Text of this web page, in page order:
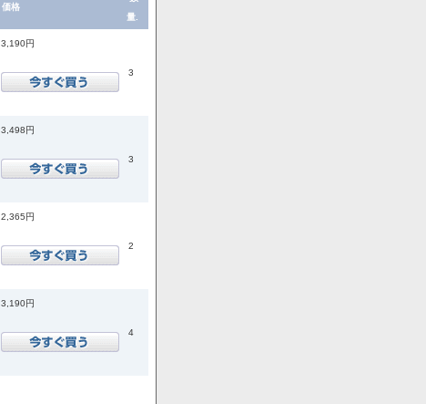
価格
量.
3,190円
3
3,498円
3
2,365円
2
3,190円
4